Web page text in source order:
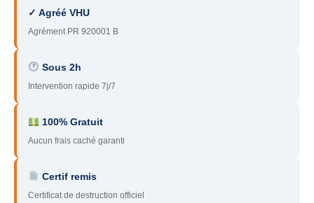
93 – Seine-Saint-Denis
94– Val-de-Marne
95 – Val d’Oise
– Essonne
89 – Yonne
51 – Marne
✓ Agréé VHU
Agrément PR 920001 B
Sous 2h
Intervention rapide 7j/7
100% Gratuit
Aucun frais caché garanti
Certif remis
Certificat de destruction officiel